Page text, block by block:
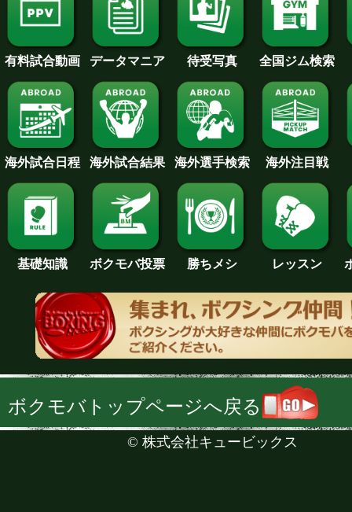
有料試合動画 データマニア 待受写真 全国ジム検索
海外試合日程 海外試合結果 海外選手検索 海外注目戦
基礎知識 ボクモバ投票 勝ちメシ レッスン
ボクモバトップページへ戻る
© 株式会社キュービックス